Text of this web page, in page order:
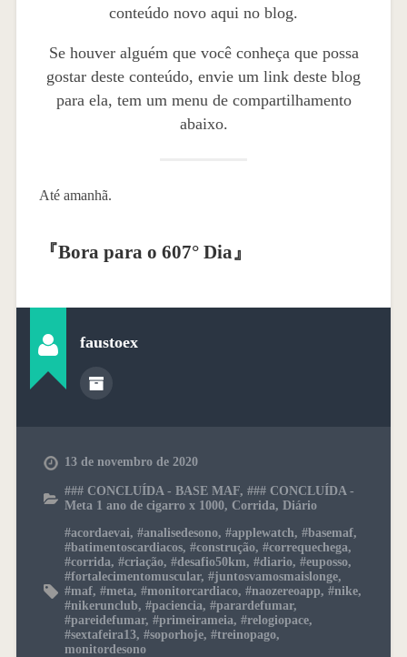
conteúdo novo aqui no blog.
Se houver alguém que você conheça que possa
gostar deste conteúdo, envie um link deste blog
para ela, tem um menu de compartilhamento
abaixo.
Até amanhã.
『Bora para o 607° Dia』
faustoex
13 de novembro de 2020
### CONCLUÍDA - BASE MAF, ### CONCLUÍDA -
Meta 1 ano de cigarro x 1000, Corrida, Diário
#acordaevai, #analisedesono, #applewatch, #basemaf,
#batimentoscardiacos, #construção, #correquechega,
#corrida, #criação, #desafio50km, #diario, #euposso,
#fortalecimentomuscular, #juntosvamosmaislonge,
#maf, #meta, #monitorcardiaco, #naozereoapp, #nike,
#nikerunclub, #paciencia, #parardefumar,
#pareidefumar, #primeirameia, #relogiopace,
#sextafeira13, #soporhoje, #treinopago,
monitordesono